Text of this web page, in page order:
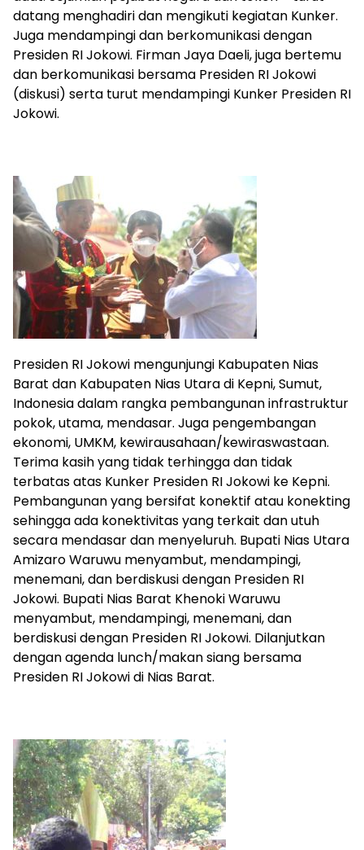
datang menghadiri dan mengikuti kegiatan Kunker.
Juga mendampingi dan berkomunikasi dengan
Presiden RI Jokowi. Firman Jaya Daeli, juga bertemu
dan berkomunikasi bersama Presiden RI Jokowi
(diskusi) serta turut mendampingi Kunker Presiden RI
Jokowi.
Presiden RI Jokowi mengunjungi Kabupaten Nias
Barat dan Kabupaten Nias Utara di Kepni, Sumut,
Indonesia dalam rangka pembangunan infrastruktur
pokok, utama, mendasar. Juga pengembangan
ekonomi, UMKM, kewirausahaan/kewiraswastaan.
Terima kasih yang tidak terhingga dan tidak
terbatas atas Kunker Presiden RI Jokowi ke Kepni.
Pembangunan yang bersifat konektif atau konekting
sehingga ada konektivitas yang terkait dan utuh
secara mendasar dan menyeluruh. Bupati Nias Utara
Amizaro Waruwu menyambut, mendampingi,
menemani, dan berdiskusi dengan Presiden RI
Jokowi. Bupati Nias Barat Khenoki Waruwu
menyambut, mendampingi, menemani, dan
berdiskusi dengan Presiden RI Jokowi. Dilanjutkan
dengan agenda lunch/makan siang bersama
Presiden RI Jokowi di Nias Barat.